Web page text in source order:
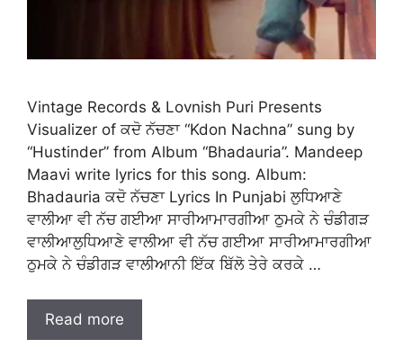
Vintage Records & Lovnish Puri Presents
Visualizer of ਕਦੋ ਨੱਚਣਾ “Kdon Nachna” sung by
“Hustinder” from Album “Bhadauria”. Mandeep
Maavi write lyrics for this song. Album:
Bhadauria ਕਦੋ ਨੱਚਣਾ Lyrics In Punjabi ਲੁਧਿਆਣੇ
ਵਾਲੀਆ ਵੀ ਨੱਚ ਗਈਆ ਸਾਰੀਆਮਾਰਗੀਆ ਠੁਮਕੇ ਨੇ ਚੰਡੀਗੜ
ਵਾਲੀਆਲੁਧਿਆਣੇ ਵਾਲੀਆ ਵੀ ਨੱਚ ਗਈਆ ਸਾਰੀਆਮਾਰਗੀਆ
ਠੁਮਕੇ ਨੇ ਚੰਡੀਗੜ ਵਾਲੀਆਨੀ ਇੱਕ ਬਿੱਲੋ ਤੇਰੇ ਕਰਕੇ …
Read more